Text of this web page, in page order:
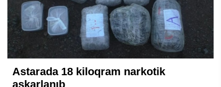
Astarada 18 kiloqram narkotik
aşkarlanıb